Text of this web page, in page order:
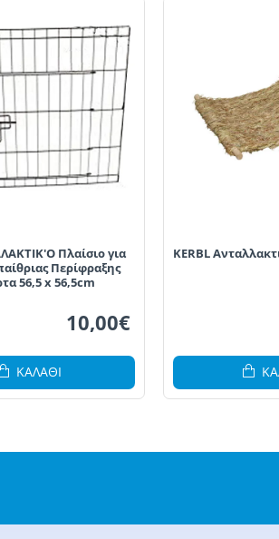
Πλαίσιο για
Περίφραξης
56,5 x 56,5cm
10,00€
ΚΑΛΆΘΙ
KERBL